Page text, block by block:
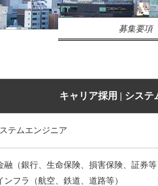
募集要項
キャリア採用 | システ
テムエンジニア
融（銀行、生命保険、損害保険、証券等
ンフラ（航空、鉄道、道路等）